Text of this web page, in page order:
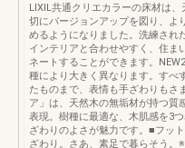
LIXIL共通クリエカラーの床材は
切にバージョンアップを図り、よ
めるようになりました。洗練され
インテリアと合わせやすく、住ま
ネートすることができます。
種により大きく異なります。すべ
たものまで、表情も手ざわりもさ
ア」は、天然木の無垢材が持つ質
表現。樹種に最適な、木肌感を3
ざわりのよさが魅力です。■フッ
ざわり。さあ、素足で暮らそう。